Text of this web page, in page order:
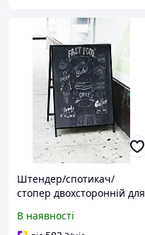
Штендер/спотикач/
стопер двохсторонній для
супермаркетів та для
В наявності